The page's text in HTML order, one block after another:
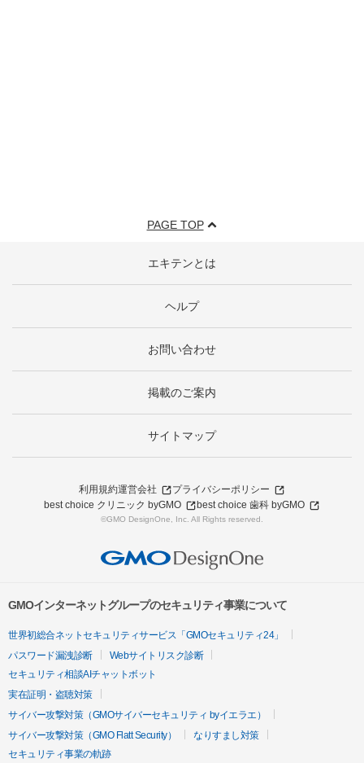
PAGE TOP
エキテンとは
ヘルプ
お問い合わせ
掲載のご案内
サイトマップ
利用規約運営会社
プライバシーポリシー
best choice クリニック byGMO
best choice 歯科 byGMO
©GMO DesignOne, Inc. All Rights reserved.
GMOインターネットグループのセキュリティ事業について
世界初総合ネットセキュリティサービス「GMOセキュリティ24」
パスワード漏洩診断
Webサイトリスク診断
セキュリティ相談AIチャットボット
実在証明・盗聴対策
サイバー攻撃対策（GMOサイバーセキュリティ byイエラエ）
サイバー攻撃対策（GMO Flatt Security）
なりすまし対策
セキュリティ事業の軌跡